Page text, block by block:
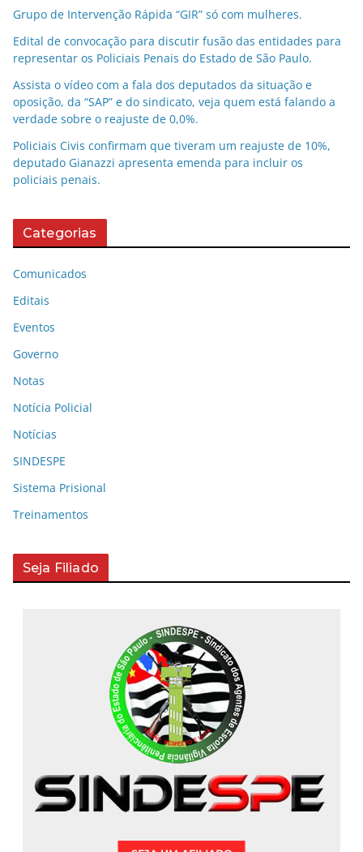
Grupo de Intervenção Rápida “GIR” só com mulheres.
Edital de convocação para discutir fusão das entidades para
representar os Policiais Penais do Estado de São Paulo.
Assista o vídeo com a fala dos deputados da situação e
oposição, da “SAP” e do sindicato, veja quem está falando a
verdade sobre o reajuste de 0,0%.
Policiais Civis confirmam que tiveram um reajuste de 10%,
deputado Gianazzi apresenta emenda para incluir os
policiais penais.
Categorias
Comunicados
Editais
Eventos
Governo
Notas
Notícia Policial
Notícias
SINDESPE
Sistema Prisional
Treinamentos
Seja Filiado